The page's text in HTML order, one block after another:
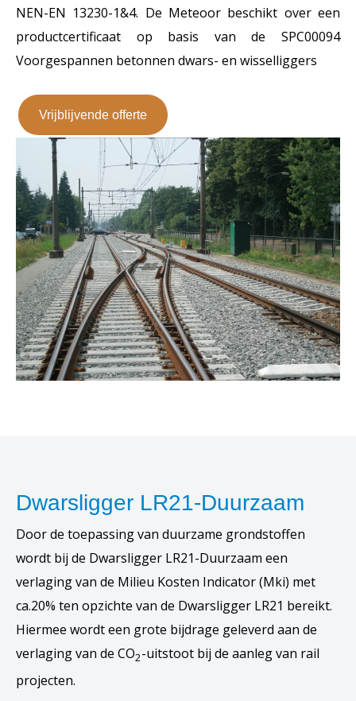
NEN-EN 13230-1&4. De Meteoor beschikt over een
productcertificaat op basis van de SPC00094
Voorgespannen betonnen dwars- en wisselliggers
Vrijblijvende offerte
Dwarsligger LR21-Duurzaam
Door de toepassing van duurzame grondstoffen
wordt bij de Dwarsligger LR21-Duurzaam een
verlaging van de Milieu Kosten Indicator (Mki) met
ca.20% ten opzichte van de Dwarsligger LR21 bereikt.
Hiermee wordt een grote bijdrage geleverd aan de
verlaging van de CO2-uitstoot bij de aanleg van rail
projecten.